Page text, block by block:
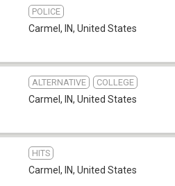
POLICE
Carmel, IN, United States
ALTERNATIVE COLLEGE
Carmel, IN, United States
HITS
Carmel, IN, United States